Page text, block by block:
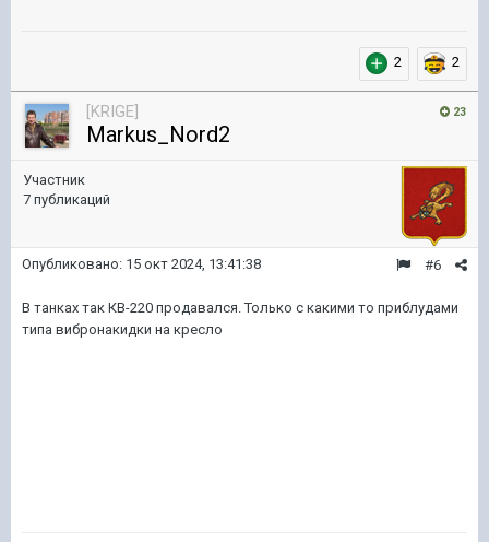
2 2
23
[KRIGE]
Markus_Nord2
Участник
7 публикаций
#6
Опубликовано: 15 окт 2024, 13:41:38
В танках так КВ-220 продавался. Только с какими то приблудами
типа вибронакидки на кресло